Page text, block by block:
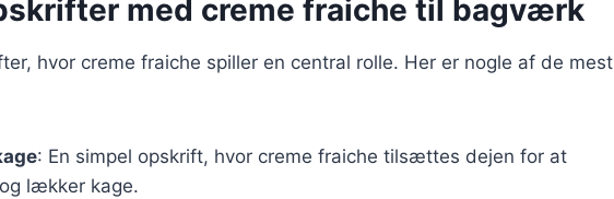
med creme fraiche til bagværk
hvor creme fraiche spiller en central rolle. Her er nogle af de mest
: En simpel opskrift, hvor creme fraiche tilsættes dejen for at
lækker kage.